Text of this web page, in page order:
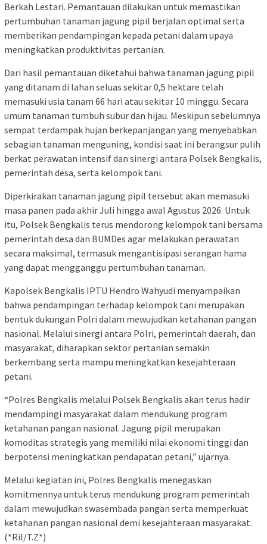
Berkah Lestari. Pemantauan dilakukan untuk memastikan
pertumbuhan tanaman jagung pipil berjalan optimal serta
memberikan pendampingan kepada petani dalam upaya
meningkatkan produktivitas pertanian.
Dari hasil pemantauan diketahui bahwa tanaman jagung pipil
yang ditanam di lahan seluas sekitar 0,5 hektare telah
memasuki usia tanam 66 hari atau sekitar 10 minggu. Secara
umum tanaman tumbuh subur dan hijau. Meskipun sebelumnya
sempat terdampak hujan berkepanjangan yang menyebabkan
sebagian tanaman menguning, kondisi saat ini berangsur pulih
berkat perawatan intensif dan sinergi antara Polsek Bengkalis,
pemerintah desa, serta kelompok tani.
Diperkirakan tanaman jagung pipil tersebut akan memasuki
masa panen pada akhir Juli hingga awal Agustus 2026. Untuk
itu, Polsek Bengkalis terus mendorong kelompok tani bersama
pemerintah desa dan BUMDes agar melakukan perawatan
secara maksimal, termasuk mengantisipasi serangan hama
yang dapat mengganggu pertumbuhan tanaman.
Kapolsek Bengkalis IPTU Hendro Wahyudi menyampaikan
bahwa pendampingan terhadap kelompok tani merupakan
bentuk dukungan Polri dalam mewujudkan ketahanan pangan
nasional. Melalui sinergi antara Polri, pemerintah daerah, dan
masyarakat, diharapkan sektor pertanian semakin
berkembang serta mampu meningkatkan kesejahteraan
petani.
“Polres Bengkalis melalui Polsek Bengkalis akan terus hadir
mendampingi masyarakat dalam mendukung program
ketahanan pangan nasional. Jagung pipil merupakan
komoditas strategis yang memiliki nilai ekonomi tinggi dan
berpotensi meningkatkan pendapatan petani,” ujarnya.
Melalui kegiatan ini, Polres Bengkalis menegaskan
komitmennya untuk terus mendukung program pemerintah
dalam mewujudkan swasembada pangan serta memperkuat
ketahanan pangan nasional demi kesejahteraan masyarakat.
(*Ril/T.Z*)